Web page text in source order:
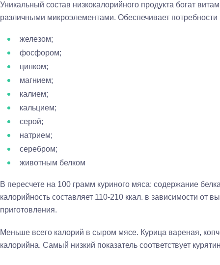
Уникальный состав низкокалорийного продукта богат
различными микроэлементами. Обеспечивает
железом;
фосфором;
цинком;
магнием;
калием;
кальцием;
серой;
натрием;
серебром;
животным белком
В пересчете на 100 грамм куриного мяса: содержание
калорийность составляет 110-210 ккал. в зависимости от
приготовления.
Меньше всего калорий в сыром мясе. Курица вареная,
калорийна. Самый низкий показатель соответствует